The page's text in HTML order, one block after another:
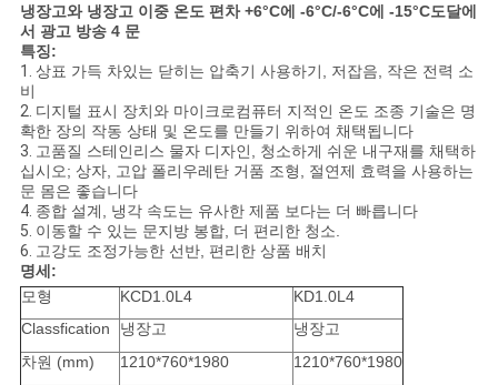
요
뉴
스
경
우
VR
냉장고와 냉장고 이중 온도 편차 +6°C에 -6°C/-6°C에 -15°C도달에
서 광고 방송 4 문
특징:
1. 상표 가득 차있는 닫히는 압축기 사용하기, 저잡음, 작은 전력 소
비
2. 디지털 표시 장치와 마이크로컴퓨터 지적인 온도 조종 기술은 명
확한 장의 작동 상태 및 온도를 만들기 위하여 채택됩니다
3. 고품질 스테인리스 물자 디자인, 청소하게 쉬운 내구재를 채택하
십시오; 상자, 고압 폴리우레탄 거품 조형, 절연제 효력을 사용하는
문 몸은 좋습니다
4. 종합 설계, 냉각 속도는 유사한 제품 보다는 더 빠릅니다
5. 이동할 수 있는 문지방 봉합, 더 편리한 청소.
6. 고강도 조정가능한 선반, 편리한 상품 배치
명세:
모형
KCD1.0L4
KD1.0L4
Classfication
냉장고
냉장고
차원 (mm)
1210*760*1980
1210*760*1980